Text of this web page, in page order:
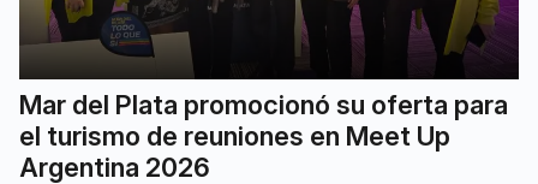
Mar del Plata promocionó su oferta para
el turismo de reuniones en Meet Up
Argentina 2026